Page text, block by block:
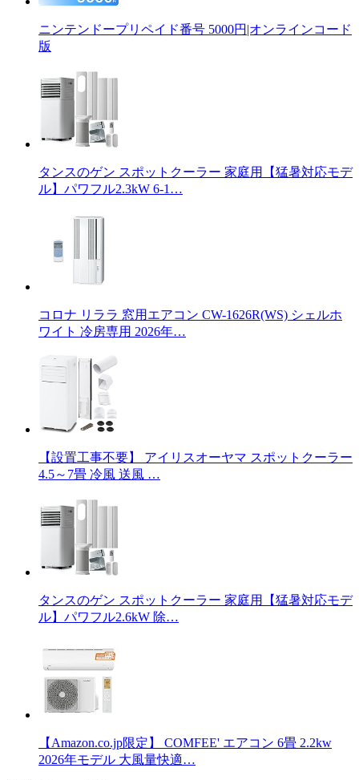
ニンテンドープリペイド番号 5000円|オンラインコード
版
タンスのゲン スポットクーラー 家庭用【猛暑対応モデ
ル】パワフル2.3kW 6-1…
コロナ リララ 窓用エアコン CW-1626R(WS) シェルホ
ワイト 冷房専用 2026年…
【設置工事不要】 アイリスオーヤマ スポットクーラー
4.5～7畳 冷風 送風 …
タンスのゲン スポットクーラー 家庭用【猛暑対応モデ
ル】パワフル2.6kW 除…
【Amazon.co.jp限定】 COMFEE' エアコン 6畳 2.2kw
2026年モデル 大風量快適…